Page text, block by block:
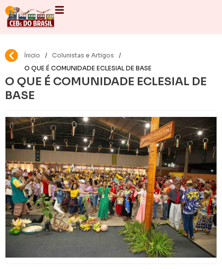
Ínicio / Colunistas e Artigos
/
O QUE É COMUNIDADE ECLESIAL DE BASE
O QUE É COMUNIDADE ECLESIAL DE
BASE